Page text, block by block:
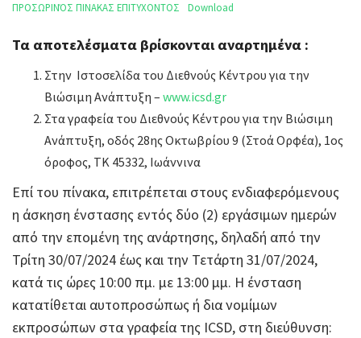
ΠΡΟΣΩΡΙΝΌΣ ΠΙΝΑΚΑΣ ΕΠΙΤΥΧΟΝΤΟΣ Download
Τα αποτελέσματα βρίσκονται αναρτημένα :
Στην Ιστοσελίδα του Διεθνούς Κέντρου για την
Βιώσιμη Ανάπτυξη – www.icsd.gr
Στα γραφεία του Διεθνούς Κέντρου για την Βιώσιμη
Ανάπτυξη, οδός 28ης Οκτωβρίου 9 (Στοά Ορφέα), 1ος
όροφος, ΤΚ 45332, Ιωάννινα
Επί του πίνακα, επιτρέπεται στους ενδιαφερόμενους
η άσκηση ένστασης εντός δύο (2) εργάσιμων ημερών
από την επομένη της ανάρτησης, δηλαδή από την
Τρίτη 30/07/2024 έως και την Τετάρτη 31/07/2024,
κατά τις ώρες 10:00 πμ. με 13:00 μμ. Η ένσταση
κατατίθεται αυτοπροσώπως ή δια νομίμων
εκπροσώπων στα γραφεία της ICSD, στη διεύθυνση: